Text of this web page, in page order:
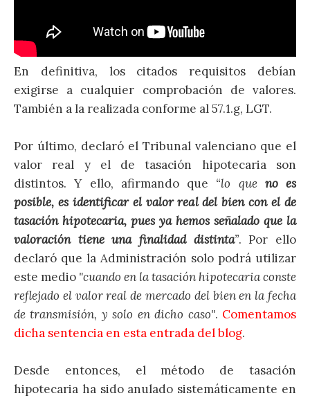
En definitiva, los citados requisitos debían
exigirse a cualquier comprobación de valores.
También a la realizada conforme al 57.1.g, LGT.
Por último, declaró el Tribunal valenciano que el
valor real y el de tasación hipotecaria son
distintos. Y ello, afirmando que “lo que no es
posible, es identificar el valor real del bien con el de
tasación hipotecaria, pues ya hemos señalado que la
valoración tiene una finalidad distinta”. Por ello
declaró que la Administración solo podrá utilizar
este medio "cuando en la tasación hipotecaria conste
reflejado el valor real de mercado del bien en la fecha
de transmisión, y solo en dicho caso". Comentamos
dicha sentencia en esta entrada del blog.
Desde entonces, el método de tasación
hipotecaria ha sido anulado sistemáticamente en